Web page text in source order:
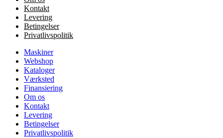
Kontakt
Levering
Betingelser
Privatlivspolitik
Maskiner
Webshop
Kataloger
Værksted
Finansiering
Om os
Kontakt
Levering
Betingelser
Privatlivspolitik